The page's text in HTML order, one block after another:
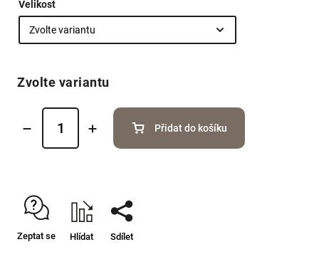
Velikost
Zvolte variantu
Přidat do košíku
Zeptat se Hlídat Sdílet